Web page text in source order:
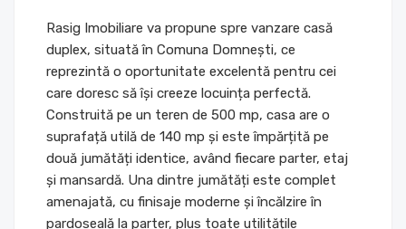
Rasig Imobiliare va propune spre vanzare casă
duplex, situată în Comuna Domnești, ce
reprezintă o oportunitate excelentă pentru cei
care doresc să își creeze locuința perfectă.
Construită pe un teren de 500 mp, casa are o
suprafață utilă de 140 mp și este împărțită pe
două jumătăți identice, având fiecare parter, etaj
și mansardă. Una dintre jumătăți este complet
amenajată, cu finisaje moderne și încălzire în
pardoseală la parter, plus toate utilitățile